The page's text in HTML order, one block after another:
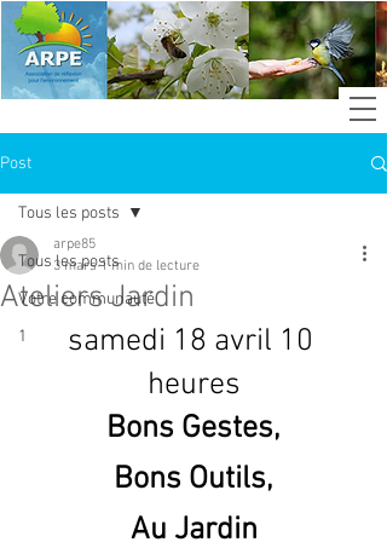
Post
Tous les posts
Votre communauté
1
Tous les posts
Ateliers Jardin
arpe85
3 mars 1 min de lecture
samedi 18 avril 10
heures
Bons Gestes,
Bons Outils,
Au Jardin